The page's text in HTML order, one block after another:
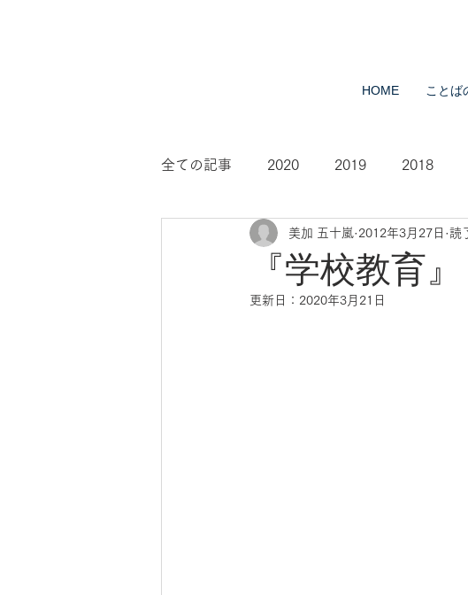
HOME ことば
全ての記事 2020 2019 2018
2009 2008 2007
『学校教育』
美加 五十嵐 2012年3月27日 読
更新日： 2020年3月21日